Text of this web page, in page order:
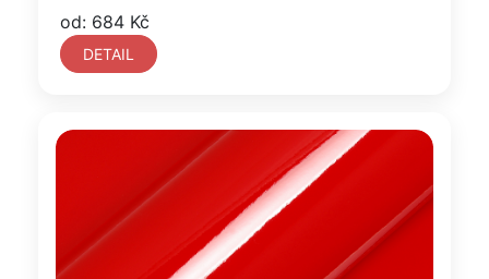
od: 684 Kč
DETAIL